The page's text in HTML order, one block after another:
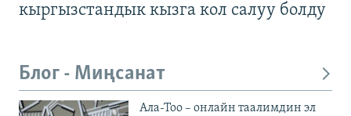
кыргызстандык кызга кол салуу болду
Блог - Миңсанат
Ала-Тоо – онлайн таалимдин эл